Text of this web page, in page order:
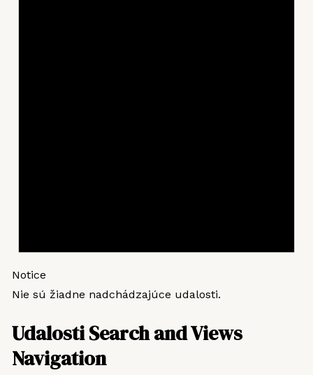
Notice
Nie sú žiadne nadchádzajúce udalosti.
Udalosti Search and Views
Navigation